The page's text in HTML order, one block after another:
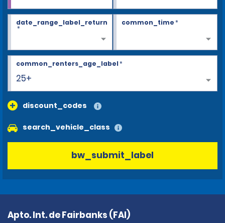
date_range_label_return
*
common_time*
25+
common_renters_age_label*
discount_codes
search_vehicle_class
bw_submit_label
Apto. Int. de Fairbanks (FAI)